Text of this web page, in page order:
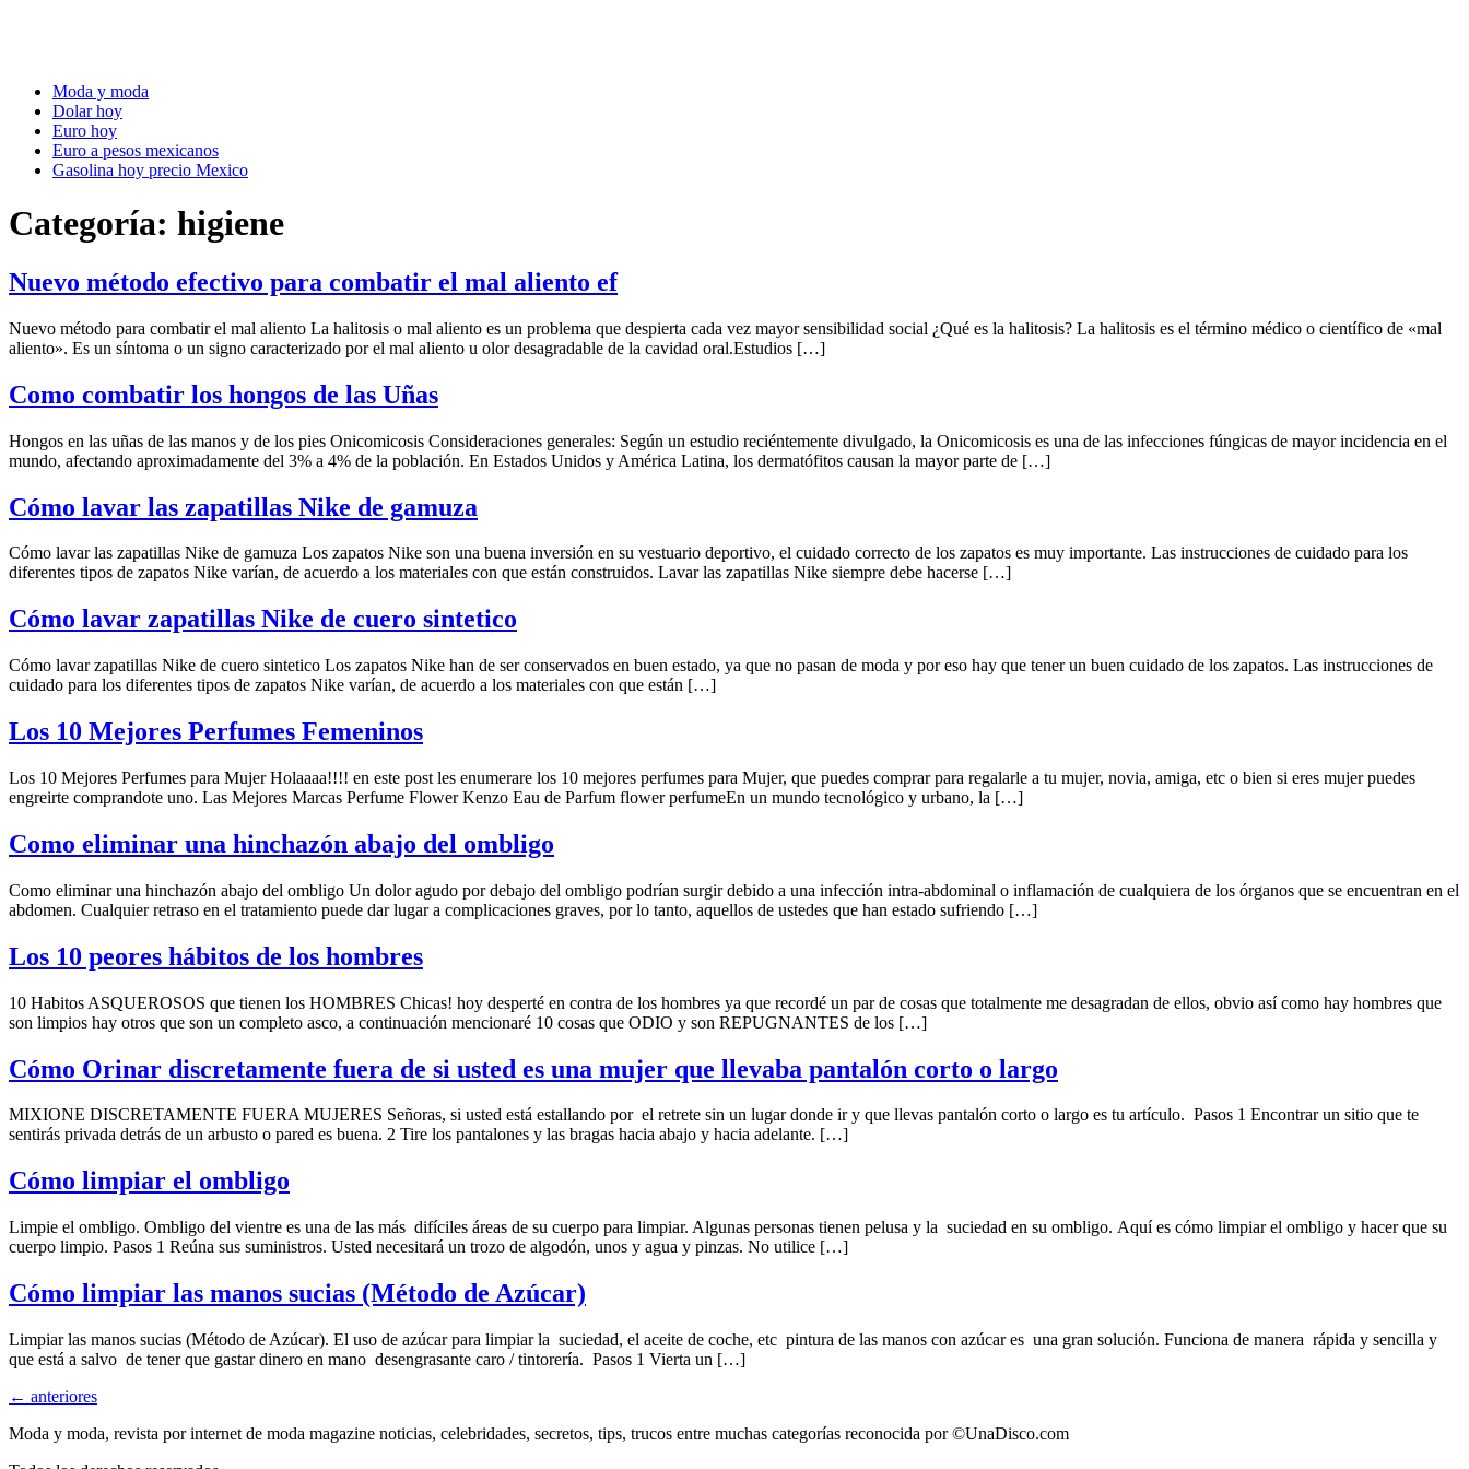
Moda y moda
Dolar hoy
Euro hoy
Euro a pesos mexicanos
Gasolina hoy precio Mexico
Categoría: higiene
Nuevo método efectivo para combatir el mal aliento ef
Nuevo método para combatir el mal aliento La halitosis o mal aliento es un problema que despierta cada vez mayor sensibilidad social ¿Qué es la halitosis? La halitosis es el término médico o científico de «mal
aliento». Es un síntoma o un signo caracterizado por el mal aliento u olor desagradable de la cavidad oral.Estudios […]
Como combatir los hongos de las Uñas
Hongos en las uñas de las manos y de los pies Onicomicosis Consideraciones generales: Según un estudio reciéntemente divulgado, la Onicomicosis es una de las infecciones fúngicas de mayor incidencia en el
mundo, afectando aproximadamente del 3% a 4% de la población. En Estados Unidos y América Latina, los dermatófitos causan la mayor parte de […]
Cómo lavar las zapatillas Nike de gamuza
Cómo lavar las zapatillas Nike de gamuza Los zapatos Nike son una buena inversión en su vestuario deportivo, el cuidado correcto de los zapatos es muy importante. Las instrucciones de cuidado para los
diferentes tipos de zapatos Nike varían, de acuerdo a los materiales con que están construidos. Lavar las zapatillas Nike siempre debe hacerse […]
Cómo lavar zapatillas Nike de cuero sintetico
Cómo lavar zapatillas Nike de cuero sintetico Los zapatos Nike han de ser conservados en buen estado, ya que no pasan de moda y por eso hay que tener un buen cuidado de los zapatos. Las instrucciones de
cuidado para los diferentes tipos de zapatos Nike varían, de acuerdo a los materiales con que están […]
Los 10 Mejores Perfumes Femeninos
Los 10 Mejores Perfumes para Mujer Holaaaa!!!! en este post les enumerare los 10 mejores perfumes para Mujer, que puedes comprar para regalarle a tu mujer, novia, amiga, etc o bien si eres mujer puedes
engreirte comprandote uno. Las Mejores Marcas Perfume Flower Kenzo Eau de Parfum flower perfumeEn un mundo tecnológico y urbano, la […]
Como eliminar una hinchazón abajo del ombligo
Como eliminar una hinchazón abajo del ombligo Un dolor agudo por debajo del ombligo podrían surgir debido a una infección intra-abdominal o inflamación de cualquiera de los órganos que se encuentran en el
abdomen. Cualquier retraso en el tratamiento puede dar lugar a complicaciones graves, por lo tanto, aquellos de ustedes que han estado sufriendo […]
Los 10 peores hábitos de los hombres
10 Habitos ASQUEROSOS que tienen los HOMBRES Chicas! hoy desperté en contra de los hombres ya que recordé un par de cosas que totalmente me desagradan de ellos, obvio así como hay hombres que
son limpios hay otros que son un completo asco, a continuación mencionaré 10 cosas que ODIO y son REPUGNANTES de los […]
Cómo Orinar discretamente fuera de si usted es una mujer que llevaba pantalón corto o largo
MIXIONE DISCRETAMENTE FUERA MUJERES Señoras, si usted está estallando por el retrete sin un lugar donde ir y que llevas pantalón corto o largo es tu artículo. Pasos 1 Encontrar un sitio que te
sentirás privada detrás de un arbusto o pared es buena. 2 Tire los pantalones y las bragas hacia abajo y hacia adelante. […]
Cómo limpiar el ombligo
Limpie el ombligo. Ombligo del vientre es una de las más difíciles áreas de su cuerpo para limpiar. Algunas personas tienen pelusa y la suciedad en su ombligo. Aquí es cómo limpiar el ombligo y hacer que su
cuerpo limpio. Pasos 1 Reúna sus suministros. Usted necesitará un trozo de algodón, unos y agua y pinzas. No utilice […]
Cómo limpiar las manos sucias (Método de Azúcar)
Limpiar las manos sucias (Método de Azúcar). El uso de azúcar para limpiar la suciedad, el aceite de coche, etc pintura de las manos con azúcar es una gran solución. Funciona de manera rápida y sencilla y
que está a salvo de tener que gastar dinero en mano desengrasante caro / tintorería. Pasos 1 Vierta un […]
← anteriores
Moda y moda, revista por internet de moda magazine noticias, celebridades, secretos, tips, trucos entre muchas categorías reconocida por ©UnaDisco.com